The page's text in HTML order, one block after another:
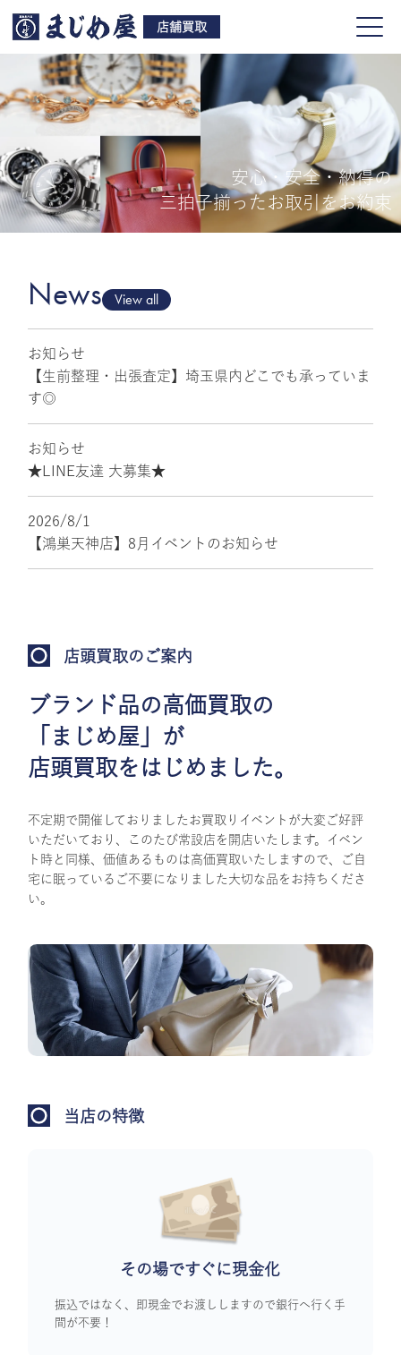
店舗買取
買取品目
店舗一覧
安心・安全・納得の
三拍子揃ったお取引をお約束
News View all
お知らせ
【生前整理・出張査定】埼玉県内どこでも承っていま
す◎
お知らせ
★LINE友達 大募集★
2026/8/1
【鴻巣天神店】8月イベントのお知らせ
店頭買取のご案内
ブランド品の高価買取の
「まじめ屋」が
店頭買取をはじめました。
不定期で開催しておりましたお買取りイベントが大変ご好評
いただいており、このたび常設店を開店いたします。イベン
ト時と同様、価値あるものは高価買取いたしますので、ご自
宅に眠っているご不要になりました大切な品をお持ちくださ
い。
当店の特徴
その場ですぐに現金化
振込ではなく、即現金でお渡ししますので銀行へ行く手
間が不要！